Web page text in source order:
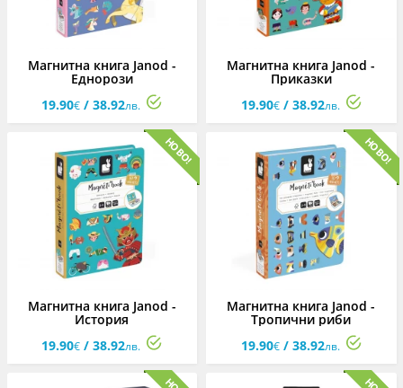
Магнитна книга Janod -
Еднорози
19.90€ / 38.92лв.
Магнитна книга Janod -
Приказки
19.90€/ 38.92лв.
Магнитна книга Janod -
История
19.90€ / 38.92лв.
Магнитна книга Janod -
Тропични риби
19.90€/ 38.92лв.